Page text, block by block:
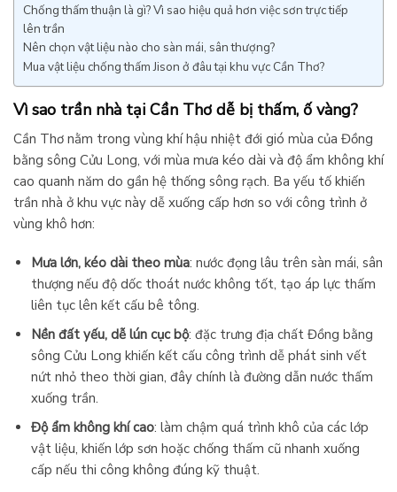
Chống thấm thuận là gì? Vì sao hiệu quả hơn việc sơn trực tiếp
lên trần
Nên chọn vật liệu nào cho sàn mái, sân thượng?
Mua vật liệu chống thấm Jison ở đâu tại khu vực Cần Thơ?
Vì sao trần nhà tại Cần Thơ dễ bị thấm, ố vàng?
Cần Thơ nằm trong vùng khí hậu nhiệt đới gió mùa của Đồng
bằng sông Cửu Long, với mùa mưa kéo dài và độ ẩm không khí
cao quanh năm do gần hệ thống sông rạch. Ba yếu tố khiến
trần nhà ở khu vực này dễ xuống cấp hơn so với công trình ở
vùng khô hơn:
Mưa lớn, kéo dài theo mùa: nước đọng lâu trên sàn mái, sân
thượng nếu độ dốc thoát nước không tốt, tạo áp lực thấm
liên tục lên kết cấu bê tông.
Nền đất yếu, dễ lún cục bộ: đặc trưng địa chất Đồng bằng
sông Cửu Long khiến kết cấu công trình dễ phát sinh vết
nứt nhỏ theo thời gian, đây chính là đường dẫn nước thấm
xuống trần.
Độ ẩm không khí cao: làm chậm quá trình khô của các lớp
vật liệu, khiến lớp sơn hoặc chống thấm cũ nhanh xuống
cấp nếu thi công không đúng kỹ thuật.